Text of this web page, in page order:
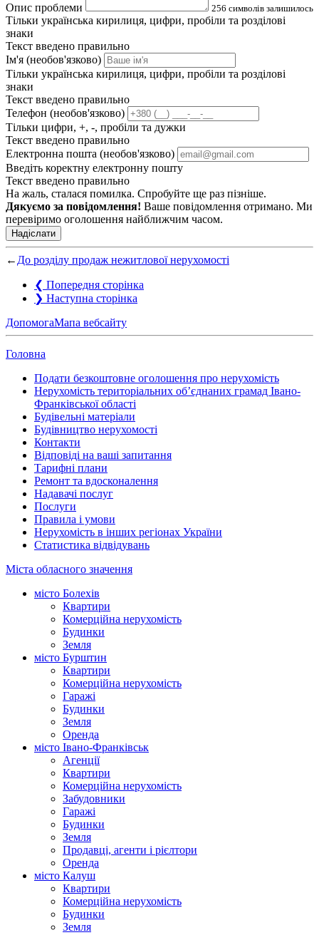
Опис проблеми 256 символів залишилось
Тільки українська кирилиця, цифри, пробіли та розділові
знаки
Текст введено правильно
Ім'я (необов'язково)
Тільки українська кирилиця, цифри, пробіли та розділові
знаки
Текст введено правильно
Телефон (необов'язково)
Тільки цифри, +, -, пробіли та дужки
Текст введено правильно
Електронна пошта (необов'язково)
Введіть коректну електронну пошту
Текст введено правильно
На жаль, сталася помилка. Спробуйте ще раз пізніше.
Дякуємо за повідомлення! Ваше повідомлення отримано. Ми
перевіримо оголошення найближчим часом.
Надіслати
← До розділу продаж нежитлової нерухомості
❮ Попередня сторінка
❯ Наступна сторінка
ДопомогаМапа вебсайту
Головна
Подати безкоштовне оголошення про нерухомість
Нерухомість територіальних об’єднаних грамад Івано-
Франківської області
Будівельні матеріали
Будівництво нерухомості
Контакти
Відповіді на ваші запитання
Тарифні плани
Ремонт та вдосконалення
Надавачі послуг
Послуги
Правила і умови
Нерухомість в інших регіонах України
Статистика відвідувань
Міста обласного значення
місто Болехів
Квартири
Комерційна нерухомість
Будинки
Земля
місто Бурштин
Квартири
Комерційна нерухомість
Гаражі
Будинки
Земля
Оренда
місто Івано-Франківськ
Агенції
Квартири
Комерційна нерухомість
Забудовники
Гаражі
Будинки
Земля
Продавці, агенти і рієлтори
Оренда
місто Калуш
Квартири
Комерційна нерухомість
Будинки
Земля